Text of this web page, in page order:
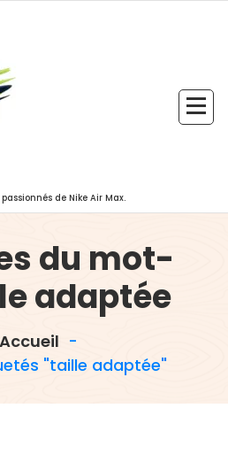
de Nike Air Max.
du mot-
adaptée
-
"taille adaptée"